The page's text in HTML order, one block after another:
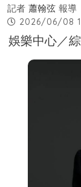
記者 蕭翰弦 報導
2026/06/08
娛樂中心／